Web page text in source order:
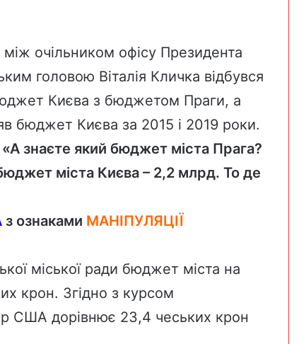
очільником офісу Президента
головою Віталія Кличка відбувся
Києва з бюджетом Праги, а
бюджет Києва за 2015 і 2019 роки.
знаєте який бюджет міста Прага?
міста Києва – 2,2 млрд. То де
з ознаками МАНІПУЛЯЦІЇ
міської ради бюджет міста на
крон. Згідно з курсом
США дорівнює 23,4 чеських крон